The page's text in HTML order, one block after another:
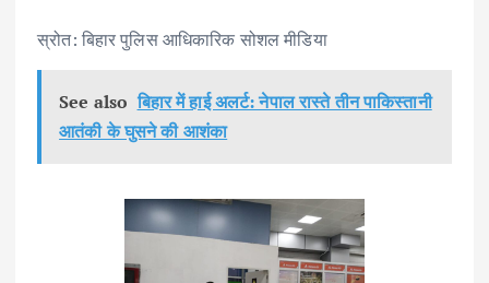
स्रोत: बिहार पुलिस आधिकारिक सोशल मीडिया
See also बिहार में हाई अलर्ट: नेपाल रास्ते तीन पाकिस्तानी
आतंकी के घुसने की आशंका